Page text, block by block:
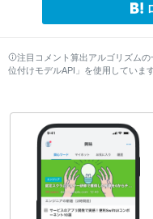
注目コメント算出アルゴリズム
位付けモデルAPI」を使用していま